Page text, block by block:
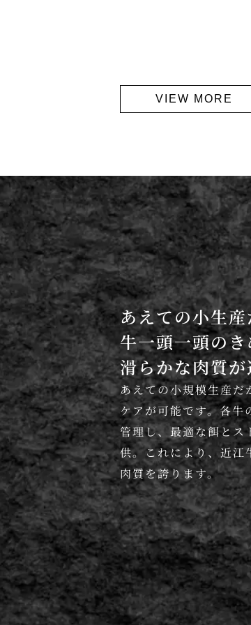
VIEW MORE
あえての小生
牛一頭一頭の
滑らかな肉質
あえての小規模生産
ケアが可能です。各
管理し、最適な餌とス
供。これにより、近江
肉質を誇ります。